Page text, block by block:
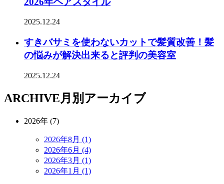
2025.12.24
すきバサミを使わないカットで髪質改善！髪
の悩みが解決出来ると評判の美容室
2025.12.24
ARCHIVE月別アーカイブ
2026年 (7)
2026年8月 (1)
2026年6月 (4)
2026年3月 (1)
2026年1月 (1)